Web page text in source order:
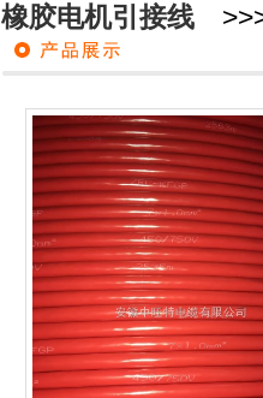
橡胶电机引接线